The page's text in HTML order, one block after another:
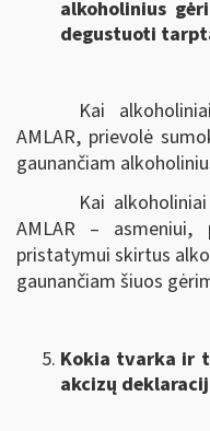
alkoholinius
degustuoti
Kai
AMLAR, prievolė
gaunančiam
Kai
AMLAR – asmeniui,
pristatymui skirtus
gaunančiam šiuos
Kokia tvarka ir
akcizų